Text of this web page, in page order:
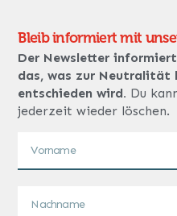
Bleib informiert mit
Der Newsletter
das, was zur Neutralität
entschieden wird. Du
jederzeit wieder löschen.